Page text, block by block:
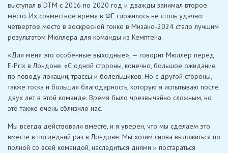
выступал в DTM с 2016 по 2020 год и дважды занимал второе
место. Их совместное время в ФЕ сложилось не столь удачно:
четвертое место в воскресной гонке в Мизано-2024 стало лучшим
результатом Мюллера для команды из Кемптена.
«Для меня это особенные выходные», — говорит Мюллер перед
E-Prix в Лондоне. «С одной стороны, конечно, большое ожидание
по поводу локации, трассы и болельщиков. Но с другой стороны,
также тоска и большая благодарность, которую я испытываю после
двух лет в этой команде. Время было чрезвычайно сложным, но
это также очень сблизило нас.
Мы всегда действовали вместе, и я уверен, что мы сделаем это
вместе в последний раз в Лондоне. Мы хотим снова выложиться по
полной со всей командой, насладиться днями и постараться